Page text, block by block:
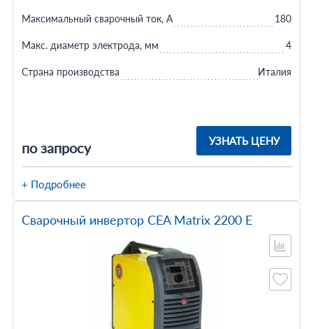
по запросу УЗНАТЬ ЦЕНУ
Максимальный сварочный ток, А 180
Макс. диаметр электрода, мм 4
Страна производства Италия
+ Подробнее
Сварочный инвертор CEA Matrix 2200 E